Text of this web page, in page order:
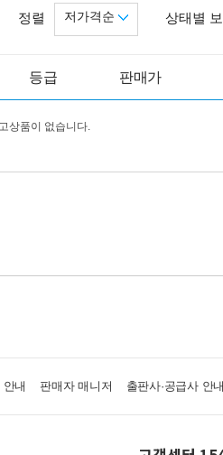
상태별
정렬 저가격순
등급 판매가
상품이 없습니다.
안내 판매자 매니저 출판사·공급사 안내